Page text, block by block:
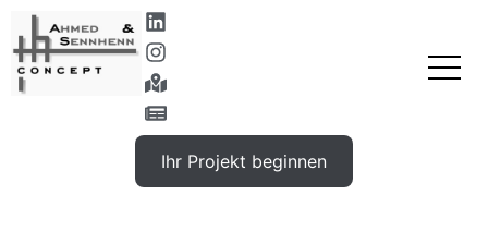
Ihr Projekt beginnen